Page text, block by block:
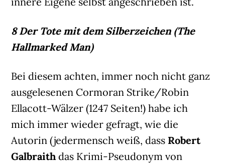
8 Der Tote mit dem Silberzeichen (The
Hallmarked Man)
Bei diesem achten, immer noch nicht ganz
ausgelesenen Cormoran Strike/Robin
Ellacott-Wälzer (1247 Seiten!) habe ich
mich immer wieder gefragt, wie die
Autorin (jedermensch weiß, dass Robert
Galbraith das Krimi-Pseudonym von